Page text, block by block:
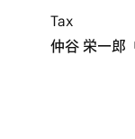
Tax
仲谷 栄一郎